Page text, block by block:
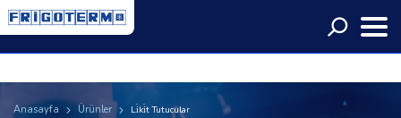
Language
Anasayfa Ürünler Li̇ki̇t Tutucular